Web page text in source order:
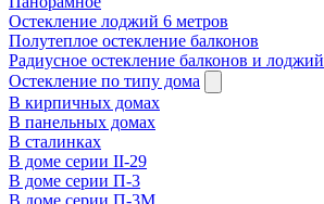
Остекление лоджий 6 метров
Полутеплое остекление балконов
Радиусное остекление балконов и лоджий
Остекление по типу дома
В кирпичных домах
В панельных домах
В сталинках
В доме серии II-29
В доме серии П-3
В доме серии П-3М